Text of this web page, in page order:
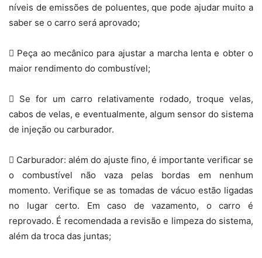
níveis de emissões de poluentes, que pode ajudar muito a
saber se o carro será aprovado;
 Peça ao mecânico para ajustar a marcha lenta e obter o
maior rendimento do combustível;
 Se for um carro relativamente rodado, troque velas,
cabos de velas, e eventualmente, algum sensor do sistema
de injeção ou carburador.
 Carburador: além do ajuste fino, é importante verificar se
o combustível não vaza pelas bordas em nenhum
momento. Verifique se as tomadas de vácuo estão ligadas
no lugar certo. Em caso de vazamento, o carro é
reprovado. É recomendada a revisão e limpeza do sistema,
além da troca das juntas;